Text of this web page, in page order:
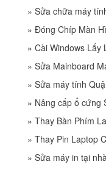
» Sửa chữa máy
» Đóng Chíp Màn
» Cài Windows Lấy
» Sửa Mainboard
» Sửa máy tính
» Nâng cấp ổ cứng
» Thay Bàn Phím
» Thay Pin Laptop
» Sửa máy in tại